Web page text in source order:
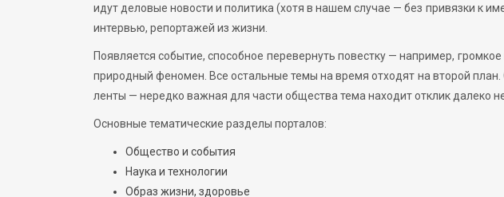
идут деловые новости и политика (хотя в нашем случае — без привязки к
интервью, репортажей из жизни.
Появляется событие, способное перевернуть повестку — например,
природный феномен. Все остальные темы на время отходят на второй
ленты — нередко важная для части общества тема находит отклик далеко не
Основные тематические разделы порталов:
Общество и события
Наука и технологии
Образ жизни, здоровье